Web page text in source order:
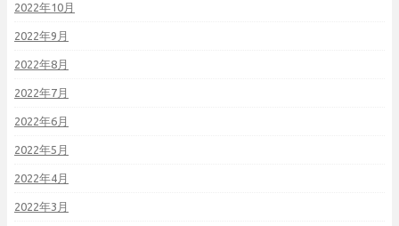
2022年10月
2022年9月
2022年8月
2022年7月
2022年6月
2022年5月
2022年4月
2022年3月